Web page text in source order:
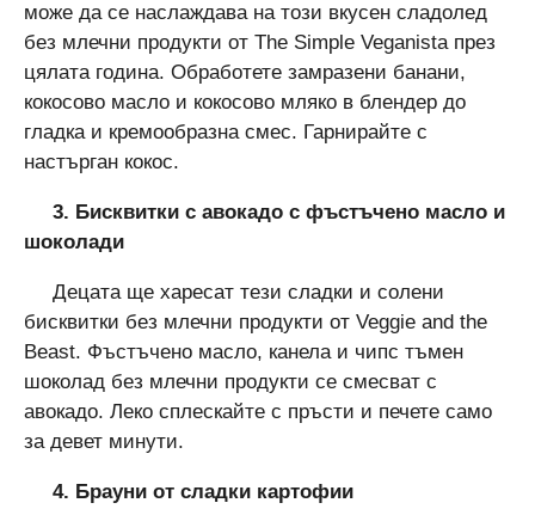
може да се наслаждава на този вкусен сладолед
без млечни продукти от The Simple Veganista през
цялата година. Обработете замразени банани,
кокосово масло и кокосово мляко в блендер до
гладка и кремообразна смес. Гарнирайте с
настърган кокос.
3. Бисквитки с авокадо с фъстъчено масло и
шоколади
Децата ще харесат тези сладки и солени
бисквитки без млечни продукти от Veggie and the
Beast. Фъстъчено масло, канела и чипс тъмен
шоколад без млечни продукти се смесват с
авокадо. Леко сплескайте с пръсти и печете само
за девет минути.
4. Брауни от сладки картофии